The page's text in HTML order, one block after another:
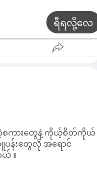
တဲ့စကားတွေနဲ့ ကိုယ့်စိတ်ကိုယ်
ပန်းတွေလို အရောင်
ယ် ။